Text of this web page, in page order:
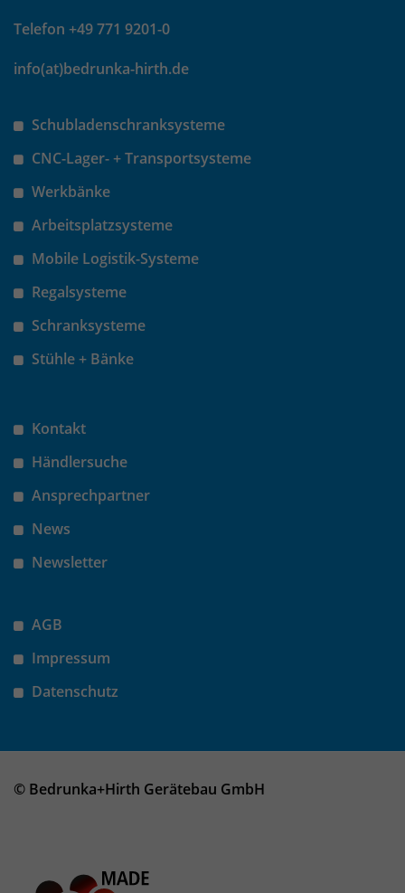
Telefon +49 771 9201-0
info(at)bedrunka-hirth.de
Schubladenschranksysteme
CNC-Lager- + Transportsysteme
Werkbänke
Arbeitsplatzsysteme
Mobile Logistik-Systeme
Regalsysteme
Schranksysteme
Stühle + Bänke
Kontakt
Händlersuche
Ansprechpartner
News
Newsletter
AGB
Impressum
Datenschutz
© Bedrunka+Hirth Gerätebau GmbH